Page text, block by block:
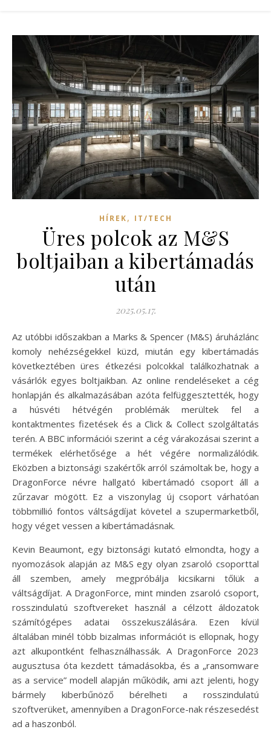
HÍREK, IT/TECH
Üres polcok az M&S
boltjaiban a kibertámadás
után
2025.05.17.
Az utóbbi időszakban a Marks & Spencer (M&S) áruházlánc
komoly nehézségekkel küzd, miután egy kibertámadás
következtében üres étkezési polcokkal találkozhatnak a
vásárlók egyes boltjaikban. Az online rendeléseket a cég
honlapján és alkalmazásában azóta felfüggesztették, hogy
a húsvéti hétvégén problémák merültek fel a
kontaktmentes fizetések és a Click & Collect szolgáltatás
terén. A BBC információi szerint a cég várakozásai szerint a
termékek elérhetősége a hét végére normalizálódik.
Eközben a biztonsági szakértők arról számoltak be, hogy a
DragonForce névre hallgató kibertámadó csoport áll a
zűrzavar mögött. Ez a viszonylag új csoport várhatóan
többmillió fontos váltságdíjat követel a szupermarketből,
hogy véget vessen a kibertámadásnak.
Kevin Beaumont, egy biztonsági kutató elmondta, hogy a
nyomozások alapján az M&S egy olyan zsaroló csoporttal
áll szemben, amely megpróbálja kicsikarni tőlük a
váltságdíjat. A DragonForce, mint minden zsaroló csoport,
rosszindulatú szoftvereket használ a célzott áldozatok
számítógépes adatai összekuszálására. Ezen kívül
általában minél több bizalmas információt is ellopnak, hogy
azt alkupontként felhasználhassák. A DragonForce 2023
augusztusa óta kezdett támadásokba, és a „ransomware
as a service” modell alapján működik, ami azt jelenti, hogy
bármely kiberbűnöző bérelheti a rosszindulatú
szoftverüket, amennyiben a DragonForce-nak részesedést
ad a haszonból.